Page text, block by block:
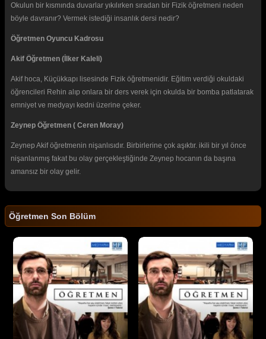
Okulun bir kısmında duvarlar yıkılırken sıradan bir Fizik öğretmeni neden
böyle davranır? Vermek istediği insanlık dersi nedir?
Öğretmen Oyuncu Kadrosu
Akif Öğretmen (İlker Kaleli)
Akif hoca, Küçükkapı lisesinde Fizik öğretmenidir. Eğitim verdiği okuldaki
öğrencileri Rehin alıp onlara bir ders verek için okulda bir bomba patlatarak
emniyet ve medyayı kedni üzerine çeker.
Zeynep Öğretmen ( Ceren Moray)
Zeynep Akif öğretmenin nişanlısıdır. Birbirlerine çok aşıktır. ikili bir yıl önce
nişanlanmış fakat bu olay gerçekleştiğinde Zeynep hocanın da başına
amansız bir olay gelir.
Öğretmen Son Bölüm